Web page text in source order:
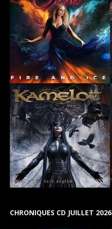
CHRONIQUES CD JUILLET 2026